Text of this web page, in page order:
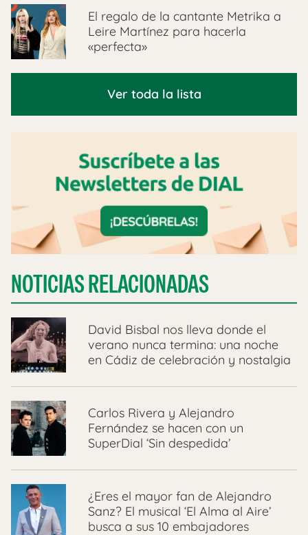
El regalo de la cantante Metrika a
Leire Martínez para hacerla
«perfecta»
Ver toda la lista
NOTICIAS RELACIONADAS
David Bisbal nos lleva donde el
verano nunca termina: una noche
en Cádiz de celebración y nostalgia
Carlos Rivera y Alejandro
Fernández se hacen con un
SuperDial ‘Sin despedida’
¿Eres el mayor fan de Alejandro
Sanz? El musical ‘El Alma al Aire’
busca a sus 10 embajadores